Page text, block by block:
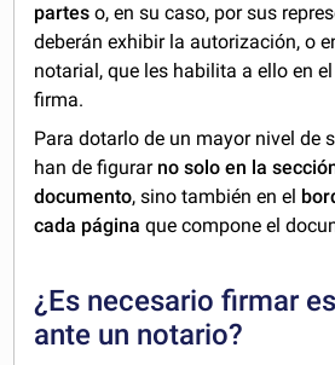
parteso, en su caso, por sus
deberán exhibir la autorización, o
notarial, que les habilita a ello en
firma.
Para dotarlo de un mayor nivel de
han de figurar no solo en la
documento, sino también en el
cada página que compone el
¿Es necesario firmar
ante un notario?